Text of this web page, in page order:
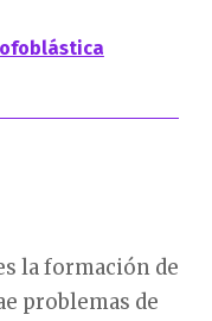
la formación de
problemas de